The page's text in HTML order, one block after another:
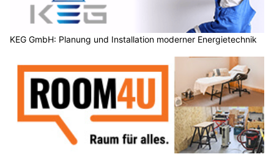
KEG GmbH: Planung und Installation moderner Energietechnik